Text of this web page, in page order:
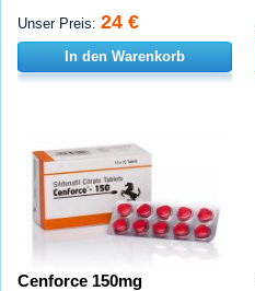
Unser Preis: 24 €
In den Warenkorb
Cenforce 150mg